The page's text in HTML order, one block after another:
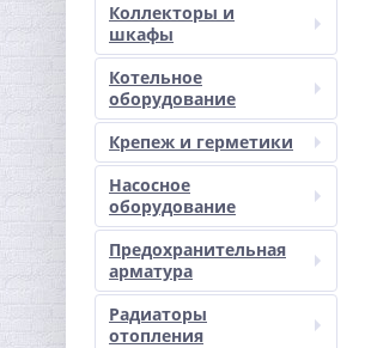
Коллекторы и
шкафы
Котельное
оборудование
Крепеж и герметики
Насосное
оборудование
Предохранительная
арматура
Радиаторы
отопления